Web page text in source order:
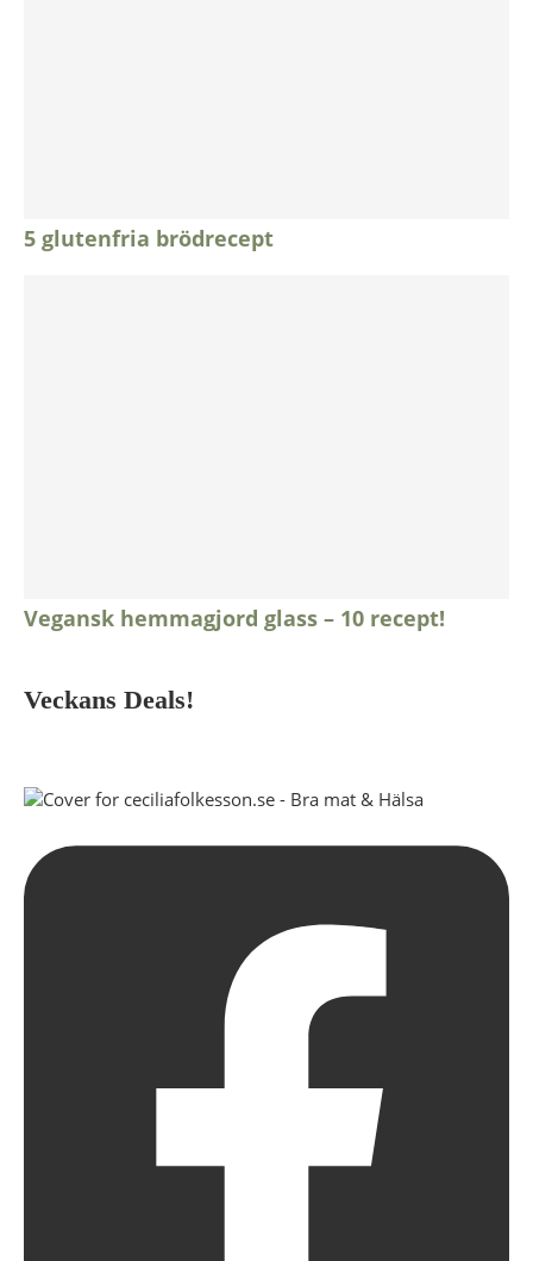
5 glutenfria brödrecept
Vegansk hemmagjord glass – 10 recept!
Veckans Deals!